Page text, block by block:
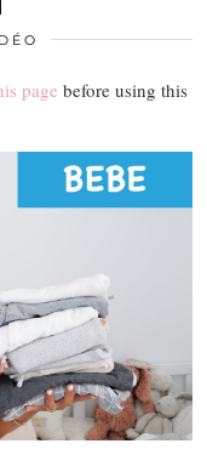
page before using this